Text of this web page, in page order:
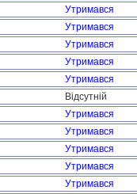
Утримався
Утримався
Утримався
Утримався
Утримався
Відсутній
Утримався
Утримався
Утримався
Утримався
Утримався